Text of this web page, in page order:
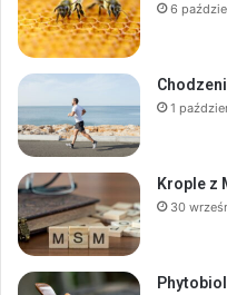
6
1
Krople z
30